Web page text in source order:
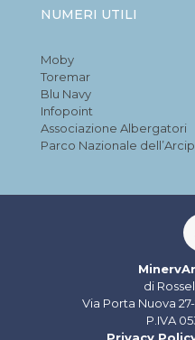
NUMERI UTILI
Moby
Toremar
Blu Navy
Infopoint
Associazione Albergatori
Parco Nazionale
di
Via Porta Nuova
P.IVA